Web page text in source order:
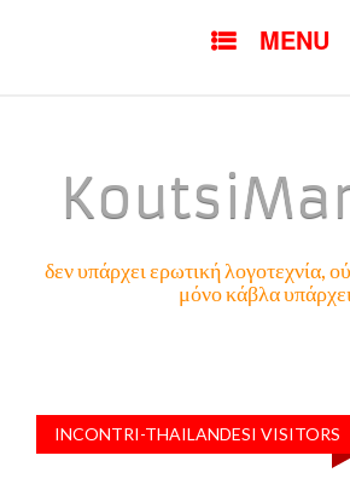
MENU
δεν υπάρχει ερωτική λογοτεχνία,
μόνο κάβλα
INCONTRI-THAILANDESI VISITORS